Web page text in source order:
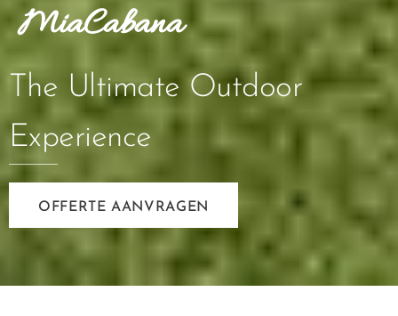
MiaCabana
The Ultimate Outdoor
Experience
OFFERTE AANVRAGEN